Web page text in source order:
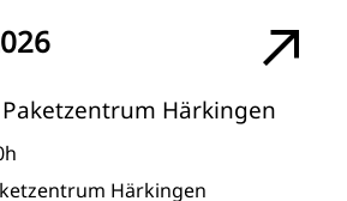
Paketzentrum Härkingen
Härkingen